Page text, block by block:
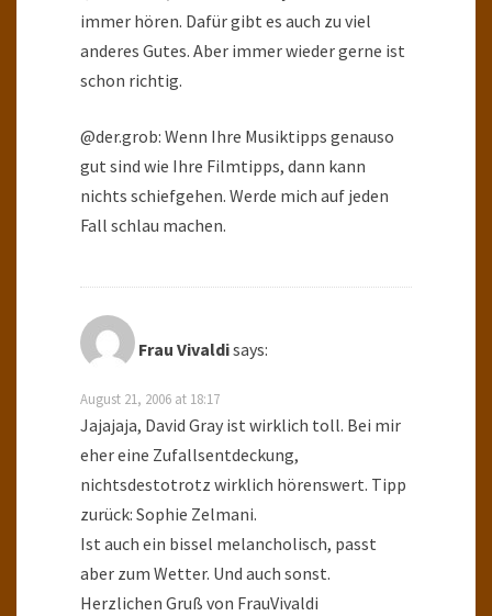
immer hören. Dafür gibt es auch zu viel
anderes Gutes. Aber immer wieder gerne ist
schon richtig.
@der.grob: Wenn Ihre Musiktipps genauso
gut sind wie Ihre Filmtipps, dann kann
nichts schiefgehen. Werde mich auf jeden
Fall schlau machen.
Frau Vivaldisays:
August 21, 2006 at 18:17
Jajajaja, David Gray ist wirklich toll. Bei mir
eher eine Zufallsentdeckung,
nichtsdestotrotz wirklich hörenswert. Tipp
zurück: Sophie Zelmani.
Ist auch ein bissel melancholisch, passt
aber zum Wetter. Und auch sonst.
Herzlichen Gruß von FrauVivaldi